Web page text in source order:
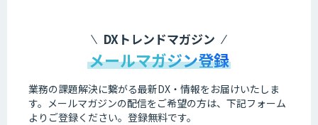
DXトレンドマガジン
メールマガジン登録
業務の課題解決に繋がる最新DX・情報をお届けいたしま
す。 メールマガジンの配信をご希望の方は、下記フォーム
よりご登録ください。登録無料です。